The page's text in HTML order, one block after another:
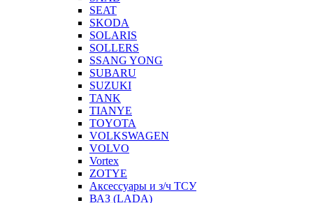
SEAT
SKODA
SOLARIS
SOLLERS
SSANG YONG
SUBARU
SUZUKI
TANK
TIANYE
TOYOTA
VOLKSWAGEN
VOLVO
Vortex
ZOTYE
Аксессуары и з/ч ТСУ
ВАЗ (LADA)